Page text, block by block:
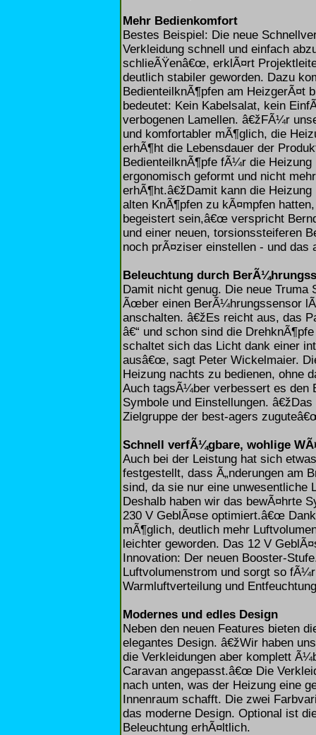
Mehr Bedienkomfort
Bestes Beispiel: Die neue
Verkleidung schnell und einfach
schlieÃŸenâ€œ, erklÃ¤rt
deutlich stabiler geworden. Dazu
BedienteilknÃ¶pfen am HeizgerÃ¤t
bedeutet: Kein Kabelsalat, kein
verbogenen Lamellen. â€žFÃ¼r
und komfortabler mÃ¶glich, die
erhÃ¶ht die Lebensdauer der
BedienteilknÃ¶pfe fÃ¼r die
ergonomisch geformt und nicht
erhÃ¶ht.â€žDamit kann die
alten KnÃ¶pfen zu kÃ¤mpfen
begeistert sein,â€œ verspricht
und einer neuen, torsionssteiferen
noch prÃ¤ziser einstellen - und das
Beleuchtung durch
Damit nicht genug. Die neue
Ãœber einen BerÃ¼hrungssensor
anschalten. â€žEs reicht aus, das
â€“ und schon sind die
schaltet sich das Licht dank einer
ausâ€œ, sagt Peter Wickelmaier.
Heizung nachts zu bedienen, ohne
Auch tagsÃ¼ber verbessert es den
Symbole und Einstellungen.
Zielgruppe der best-agers
Schnell verfÃ¼gbare, wohlige
Auch bei der Leistung hat sich
festgestellt, dass Ã„nderungen am
sind, da sie nur eine unwesentliche
Deshalb haben wir das bewÃ¤hrte
230 V GeblÃ¤se optimiert.â€œ
mÃ¶glich, deutlich mehr
leichter geworden. Das 12 V
Innovation: Der neuen Booster-
Luftvolumenstrom und sorgt so
Warmluftverteilung und
Modernes und edles Design
Neben den neuen Features bieten
elegantes Design. â€žWir haben
die Verkleidungen aber komplett
Caravan angepasst.â€œ Die
nach unten, was der Heizung eine
Innenraum schafft. Die zwei
das moderne Design. Optional ist
Beleuchtung erhÃ¤ltlich.